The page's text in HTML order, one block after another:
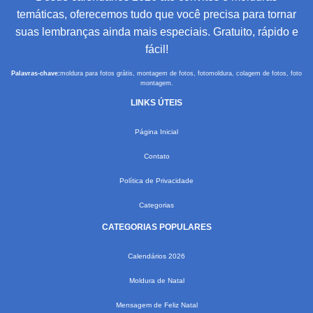
temáticas, oferecemos tudo que você precisa para tornar
suas lembranças ainda mais especiais. Gratuito, rápido e
fácil!
Palavras-chave:moldura para fotos grátis, montagem de fotos, fotomoldura, colagem de fotos, foto
montagem.
LINKS ÚTEIS
Página Inicial
Contato
Política de Privacidade
Categorias
CATEGORIAS POPULARES
Calendários 2026
Moldura de Natal
Mensagem de Feliz Natal